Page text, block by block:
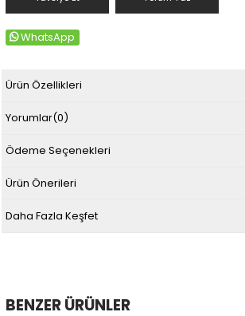
WhatsApp
Ürün Özellikleri
Yorumlar(0)
Ödeme Seçenekleri
Ürün Önerileri
Daha Fazla Keşfet
BENZER ÜRÜNLER